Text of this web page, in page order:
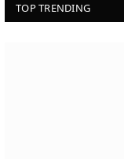
TOP TRENDING